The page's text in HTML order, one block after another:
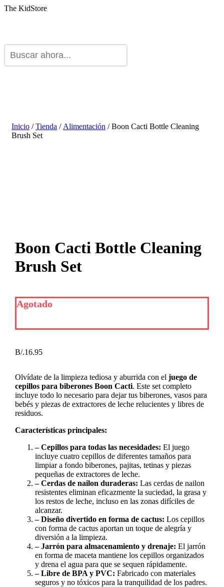
The KidStore
Inicio /Tienda / Alimentación / Boon Cacti Bottle Cleaning
Brush Set
Boon Cacti Bottle Cleaning
Brush Set
B/.16.95
Olvídate de la limpieza tediosa y aburrida con el juego de
cepillos para biberones Boon Cacti. Este set completo
incluye todo lo necesario para dejar tus biberones, vasos para
bebés y piezas de extractores de leche relucientes y libres de
residuos.
Características principales:
– Cepillos para todas las necesidades: El juego
incluye cuatro cepillos de diferentes tamaños para
limpiar a fondo biberones, pajitas, tetinas y piezas
pequeñas de extractores de leche.
– Cerdas de nailon duraderas: Las cerdas de nailon
resistentes eliminan eficazmente la suciedad, la grasa y
los restos de leche, incluso en las zonas difíciles de
alcanzar.
– Diseño divertido en forma de cactus: Los cepillos
con forma de cactus aportan un toque de alegría y
diversión a la limpieza.
– Jarrón para almacenamiento y drenaje: El jarrón
en forma de maceta mantiene los cepillos organizados
y drena el agua para que se sequen rápidamente.
– Libre de BPA y PVC: Fabricado con materiales
seguros y no tóxicos para la tranquilidad de los padres.
Agotado